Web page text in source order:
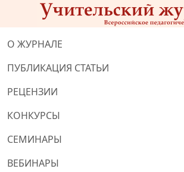
О ЖУРНАЛЕ
ПУБЛИКАЦИЯ СТАТЬИ
РЕЦЕНЗИИ
КОНКУРСЫ
СЕМИНАРЫ
ВЕБИНАРЫ